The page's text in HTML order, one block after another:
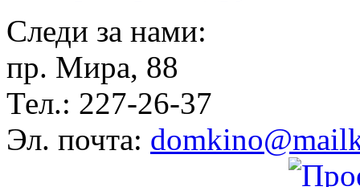
Следи за нами:
пр. Мира, 88
Тел.: 227-26-37
Эл. почта: